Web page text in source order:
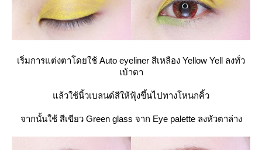
เริ่มการแต่งตาโดยใช้ Auto eyeliner สีเหลือง Yellow Yell ลงทั่ว
เบ้าตา
ล้วใช้นิ้วเบลนด์สีให้ฟุ้งขึ้นไปทางโหนกคิ้ว
จากนั้นใช้ สีเขียว Green glass จาก Eye palette ลงหัวตาล่าง